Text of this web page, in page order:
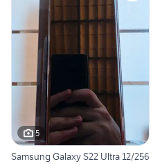
5
Samsung Galaxy S22 Ultra 12/256